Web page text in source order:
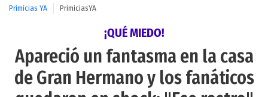
Primicias YA PrimiciasYA
¡QUÉ MIEDO!
Apareció un fantasma en la casa
de Gran Hermano y los fanáticos